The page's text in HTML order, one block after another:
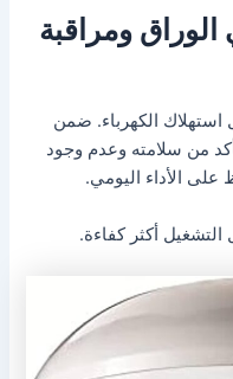
ومراقبة
استهلاك الكهرباء. ضمن
من سلامته وعدم وجود
على الأداء اليومي.
أكثر كفاءة.